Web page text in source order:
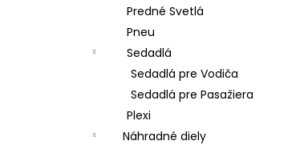
Predné Svetlá
Pneu
Sedadlá
Sedadlá pre Vodiča
Sedadlá pre Pasažiera
Plexi
Náhradné diely